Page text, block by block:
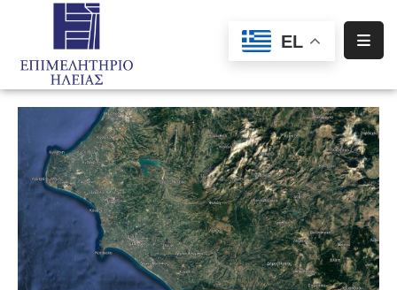
EL
Αρχική
Ενημέρωση
Σύλλογοι
Σωματεία
Ειδική